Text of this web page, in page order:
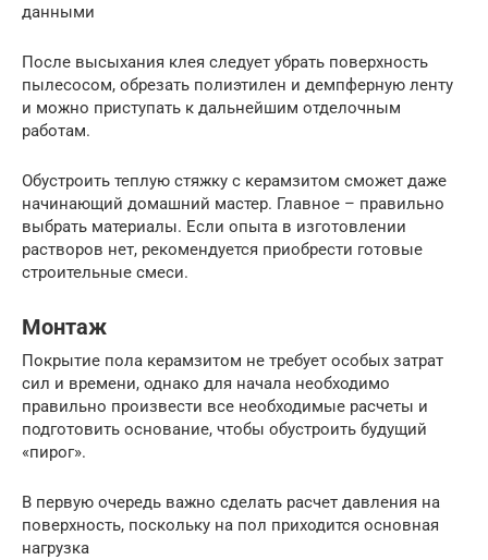
данными
После высыхания клея следует убрать поверхность
пылесосом, обрезать полиэтилен и демпферную ленту
и можно приступать к дальнейшим отделочным
работам.
Обустроить теплую стяжку с керамзитом сможет даже
начинающий домашний мастер. Главное – правильно
выбрать материалы. Если опыта в изготовлении
растворов нет, рекомендуется приобрести готовые
строительные смеси.
Монтаж
Покрытие пола керамзитом не требует особых затрат
сил и времени, однако для начала необходимо
правильно произвести все необходимые расчеты и
подготовить основание, чтобы обустроить будущий
«пирог».
В первую очередь важно сделать расчет давления на
поверхность, поскольку на пол приходится основная
нагрузка